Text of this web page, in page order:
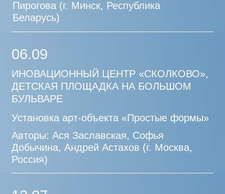
Спикеры:
Анна Малик-Короленкова, куратор, Парк
«Зарядье», фестиваль «Здесь и Сейчас»
2023 — 2025 гг.
Василий Кононов-Гредин, художник
Вера Ершова, куратор, проект «Быть
здесь»
Глеб Глонти, звуковой художник, куратор,
руководитель лаборатории звуковых